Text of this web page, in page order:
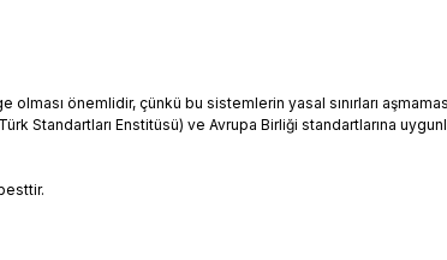
önemlidir, çünkü bu sistemlerin yasal sınırları
Standartları Enstitüsü) ve Avrupa Birliği standartlarına